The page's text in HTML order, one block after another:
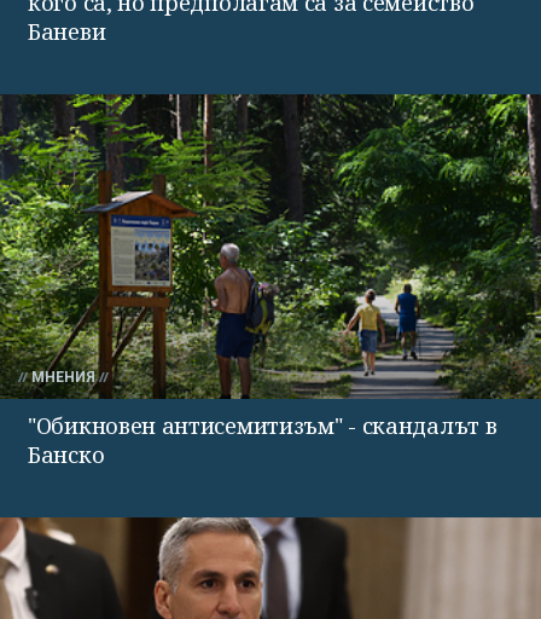
Баневи
МНЕНИЯ
"Обикновен антисемитизъм" - скандалът в
Банско